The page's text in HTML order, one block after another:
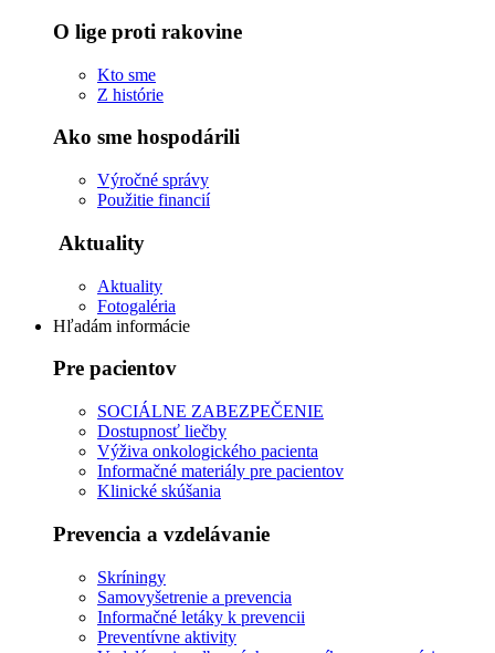
O lige proti rakovine
Kto sme
Z histórie
Ako sme hospodárili
Výročné správy
Použitie financií
Aktuality
Aktuality
Fotogaléria
Hľadám informácie
Pre pacientov
SOCIÁLNE ZABEZPEČENIE
Dostupnosť liečby
Výživa onkologického pacienta
Informačné materiály pre pacientov
Klinické skúšania
Prevencia a vzdelávanie
Skríningy
Samovyšetrenie a prevencia
Informačné letáky k prevencii
Preventívne aktivity